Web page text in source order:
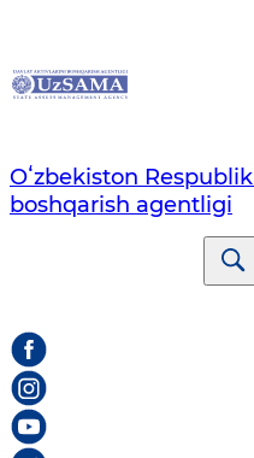
Oʻzbekiston
boshqarish agentligi